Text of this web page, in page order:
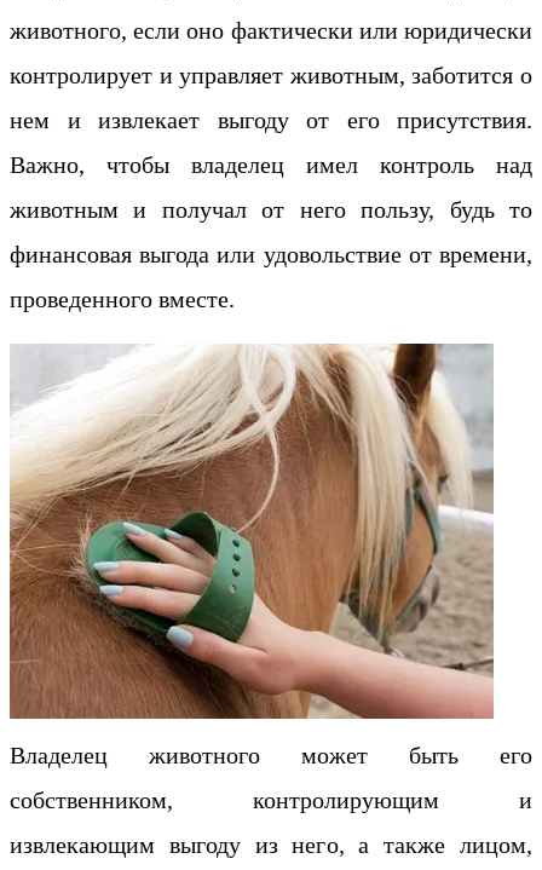
животного, если оно фактически или юридически
контролирует и управляет животным, заботится о
нем и извлекает выгоду от его присутствия.
Важно, чтобы владелец имел контроль над
животным и получал от него пользу, будь то
финансовая выгода или удовольствие от времени,
проведенного вместе.
Владелец животного может быть его
собственником, контролирующим и
извлекающим выгоду из него, а также лицом,